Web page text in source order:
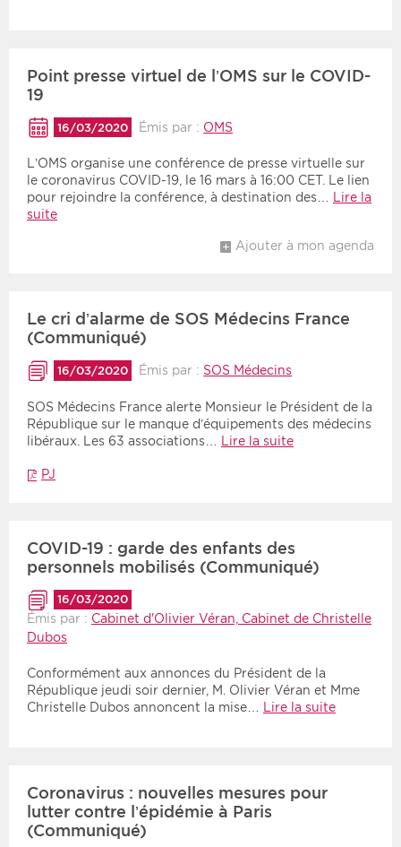
Point presse virtuel de l’OMS sur le COVID-
19
16/03/2020 Émis par : OMS
L’OMS organise une conférence de presse virtuelle sur
le coronavirus COVID-19, le 16 mars à 16:00 CET. Le lien
pour rejoindre la conférence, à destination des… Lire la
suite
Ajouter à mon agenda
Le cri d’alarme de SOS Médecins France
(Communiqué)
16/03/2020 Émis par : SOS Médecins
SOS Médecins France alerte Monsieur le Président de la
République sur le manque d’équipements des médecins
libéraux. Les 63 associations…
Lire la suite
PJ
COVID-19 : garde des enfants des
personnels mobilisés (Communiqué)
16/03/2020
Émis par : Cabinet d'Olivier Véran, Cabinet de Christelle
Dubos
Conformément aux annonces du Président de la
République jeudi soir dernier, M. Olivier Véran et Mme
Christelle Dubos annoncent la mise…
Lire la suite
Coronavirus : nouvelles mesures pour
lutter contre l’épidémie à Paris
(Communiqué)